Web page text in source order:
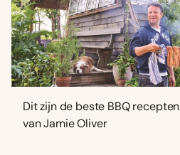
Dit zijn de beste BBQ recepten
van Jamie Oliver